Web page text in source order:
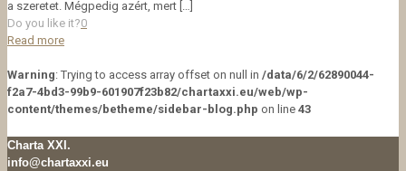
a szeretet. Mégpedig azért, mert […]
Do you like it?0
Read more
Warning: Trying to access array offset on null in /data/6/2/62890044-
f2a7-4bd3-99b9-601907f23b82/chartaxxi.eu/web/wp-
content/themes/betheme/sidebar-blog.php on line 43
Charta XXI.
info@chartaxxi.eu